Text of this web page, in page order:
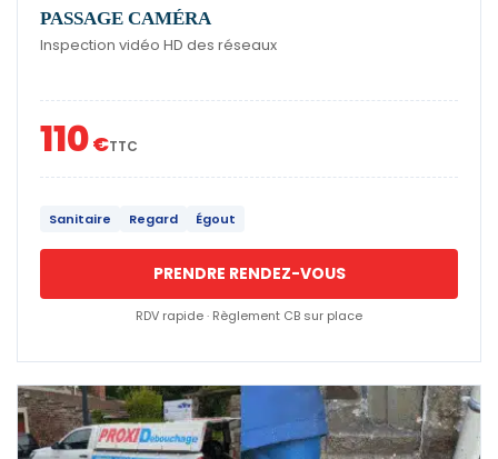
PASSAGE CAMÉRA
Inspection vidéo HD des réseaux
110€TTC
Sanitaire Regard Égout
PRENDRE RENDEZ-VOUS
RDV rapide · Règlement CB sur place